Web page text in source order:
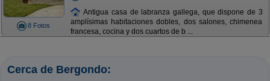
8 Fotos
Antigua casa de labranza gallega, que dispone de 3
amplísimas habitaciones dobles, dos salones, chimenea
francesa, cocina y dos cuartos de b ...
Cerca de Bergondo: